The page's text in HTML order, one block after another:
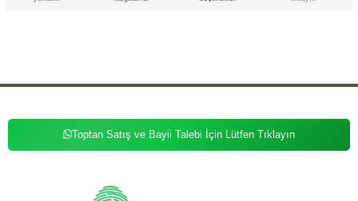
Toptan Satış ve Bayii Talebi İçin Lütfen Tıklayın